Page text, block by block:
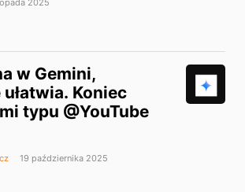
2025
w Gemini,
Koniec
typu @YouTube
19 października 2025